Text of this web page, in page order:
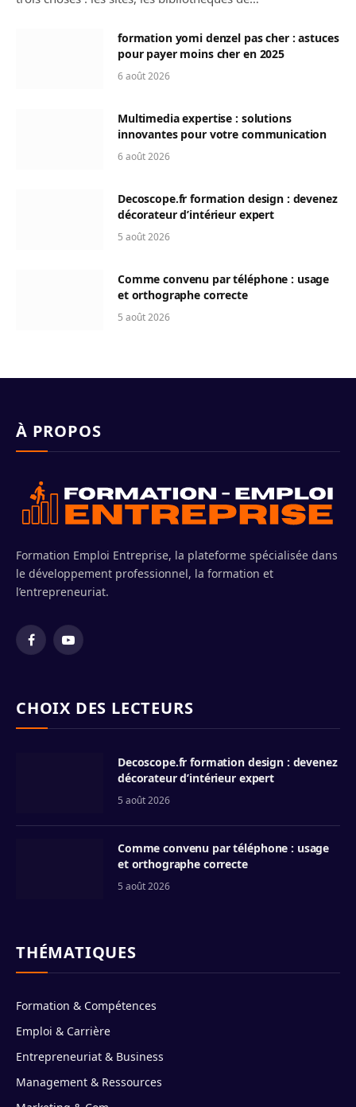
formation yomi denzel pas cher : astuces
pour payer moins cher en 2025
6 août 2026
Multimedia expertise : solutions
innovantes pour votre communication
6 août 2026
Decoscope.fr formation design : devenez
décorateur d’intérieur expert
5 août 2026
Comme convenu par téléphone : usage
et orthographe correcte
5 août 2026
À PROPOS
Formation Emploi Entreprise, la plateforme spécialisée dans
le développement professionnel, la formation et
l’entrepreneuriat.
FacebookYouTube
CHOIX DES LECTEURS
Decoscope.fr formation design : devenez
décorateur d’intérieur expert
5 août 2026
Comme convenu par téléphone : usage
et orthographe correcte
5 août 2026
THÉMATIQUES
Formation & Compétences
Emploi & Carrière
Entrepreneuriat & Business
Management & Ressources